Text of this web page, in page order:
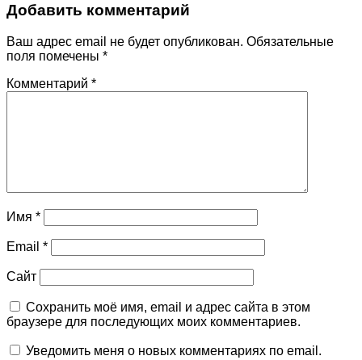
Добавить комментарий
Ваш адрес email не будет опубликован. Обязательные
поля помечены *
Комментарий *
Имя *
Email *
Сайт
Сохранить моё имя, email и адрес сайта в этом
браузере для последующих моих комментариев.
Уведомить меня о новых комментариях по email.